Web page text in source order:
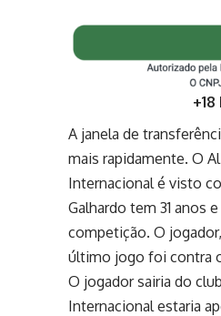
A janela de
mais rapidamente. O
Internacional é visto
Galhardo tem 31 anos
competição. O
último jogo foi contra
O jogador sairia do
Internacional estaria